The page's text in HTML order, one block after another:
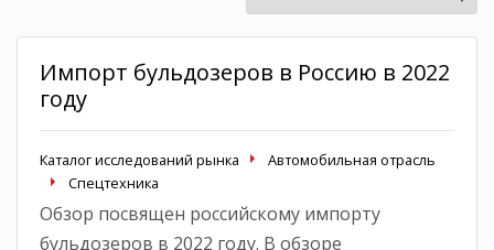
Импорт бульдозеров в Россию в 2022
году
Каталог исследований рынка
Автомобильная отрасль
Спецтехника
Обзор посвящен российскому импорту
бульдозеров в 2022 году. В обзоре